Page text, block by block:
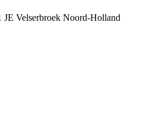
JE Velserbroek Noord-Holland